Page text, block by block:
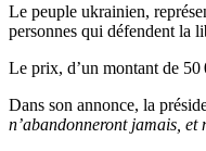
Le peuple ukrainien,
personnes qui défendent la
Le prix, d’un montant de 50
Dans son annonce, la
n’abandonneront jamais, et